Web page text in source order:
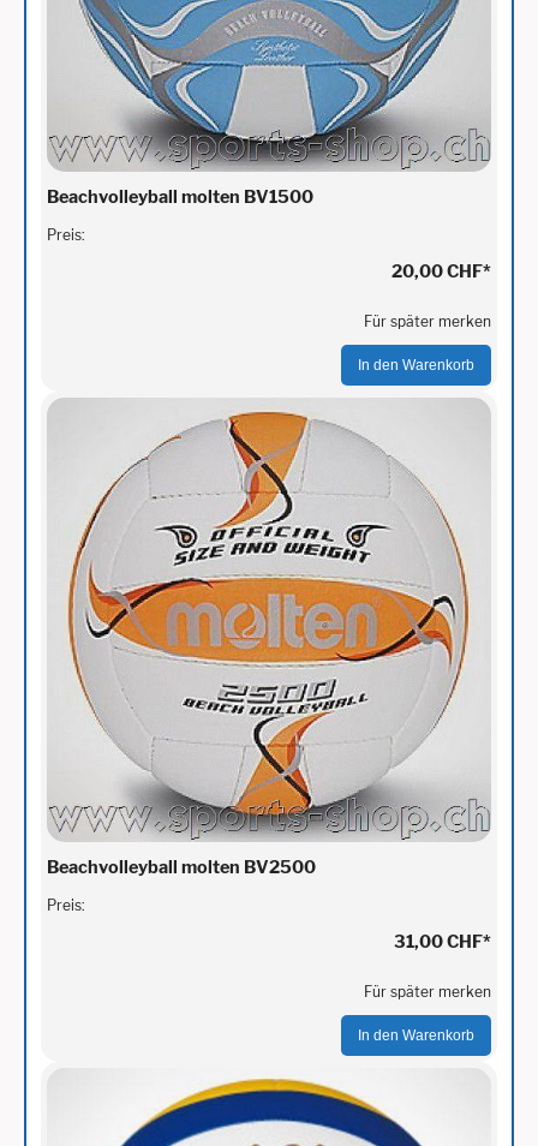
Beachvolleyball molten BV1500
Preis:
20,00 CHF*
Für später merken
In den Warenkorb
Beachvolleyball molten BV2500
Preis:
31,00 CHF*
Für später merken
In den Warenkorb